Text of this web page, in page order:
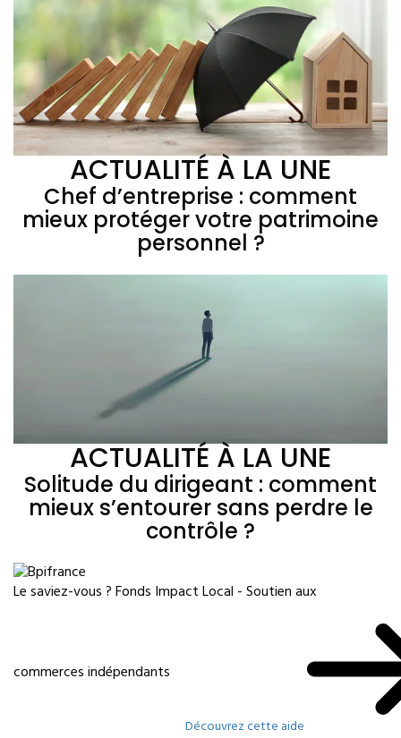
ACTUALITÉ À LA UNE
Chef d’entreprise : comment
mieux protéger votre patrimoine
personnel ?
ACTUALITÉ À LA UNE
Solitude du dirigeant : comment
mieux s’entourer sans perdre le
contrôle ?
Le saviez-vous ?Fonds Impact Local - Soutien aux
commerces indépendants
Découvrez cette aide